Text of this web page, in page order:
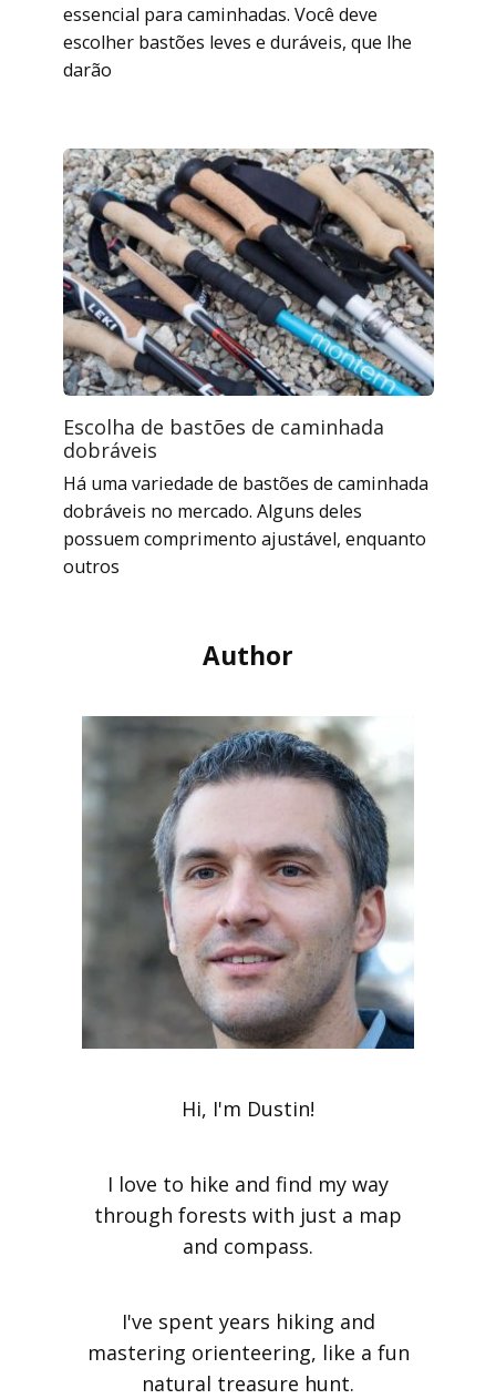
essencial para caminhadas. Você deve
escolher bastões leves e duráveis, que lhe
darão
Escolha de bastões de caminhada
dobráveis
Há uma variedade de bastões de caminhada
dobráveis ​​no mercado. Alguns deles
possuem comprimento ajustável, enquanto
outros
Author
Hi, I'm Dustin!
I love to hike and find my way
through forests with just a map
and compass.
I've spent years hiking and
mastering orienteering, like a fun
natural treasure hunt.